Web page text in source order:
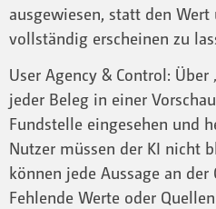
ausgewiesen, statt den
vollständig erscheinen zu
User Agency & Control: Über
jeder Beleg in einer
Fundstelle eingesehen und
Nutzer müssen der KI nicht
können jede Aussage an
Fehlende Werte oder